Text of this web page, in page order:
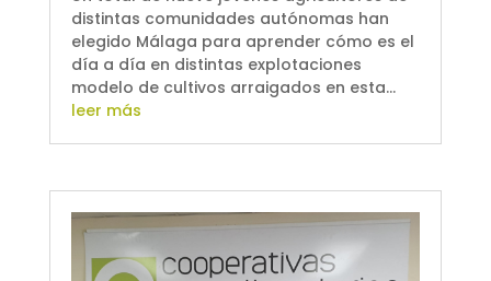
distintas comunidades autónomas han
elegido Málaga para aprender cómo es el
día a día en distintas explotaciones
modelo de cultivos arraigados en esta...
leer más